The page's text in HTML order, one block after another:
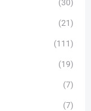
(30)
(21)
(111)
(19)
(7)
(7)